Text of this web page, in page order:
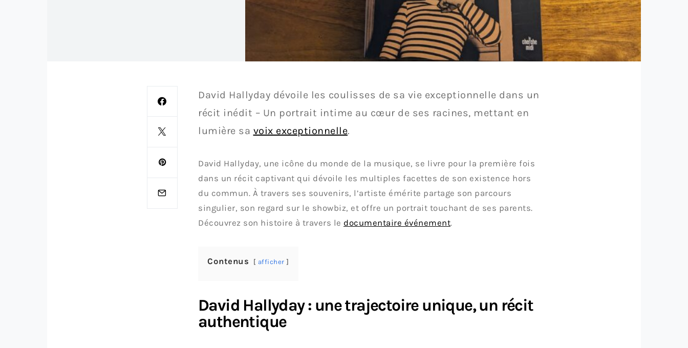
David Hallyday dévoile les coulisses de sa vie exceptionnelle dans un
récit inédit – Un portrait intime au cœur de ses racines, mettant en
lumière sa voix exceptionnelle.
David Hallyday, une icône du monde de la musique, se livre pour la première fois
dans un récit captivant qui dévoile les multiples facettes de son existence hors
du commun. À travers ses souvenirs, l’artiste émérite partage son parcours
singulier, son regard sur le showbiz, et offre un portrait touchant de ses parents.
Découvrez son histoire à travers le documentaire événement.
Contenus afficher
David Hallyday : une trajectoire unique, un récit
authentique